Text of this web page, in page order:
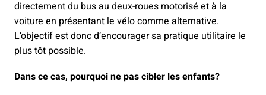
directement du bus au deux-roues motorisé et à la
voiture en présentant le vélo comme alternative.
L’objectif est donc d’encourager sa pratique utilitaire le
plus tôt possible.
Dans ce cas, pourquoi ne pas cibler les enfants?